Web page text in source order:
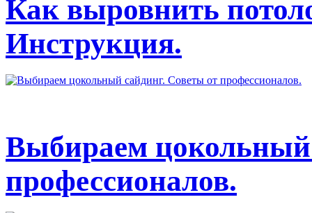
Как выровнить
Инструкция.
Выбираем цокольный
профессионалов.